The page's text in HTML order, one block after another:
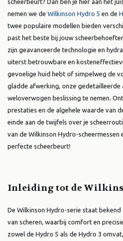
scheerbeurt? Dan ben je hier aan het
nemen we de Wilkinson Hydro 5 en de
twee populaire modellen bieden
past het beste bij jouw
zijn geavanceerde technologie en
uiterst betrouwbare en
gevoelige huid hebt of simpelweg de
gladde afwerking, onze gedetailleerde
weloverwogen beslissing te nemen.
prestaties en de algehele waarde van
einde aan de twijfels over je
van de Wilkinson Hydro-
perfecte scheerbeurt!
Inleiding tot de
De Wilkinson Hydro-serie staat
van scheren, waarbij comfort en
zowel de Hydro 5 als de Hydro 3